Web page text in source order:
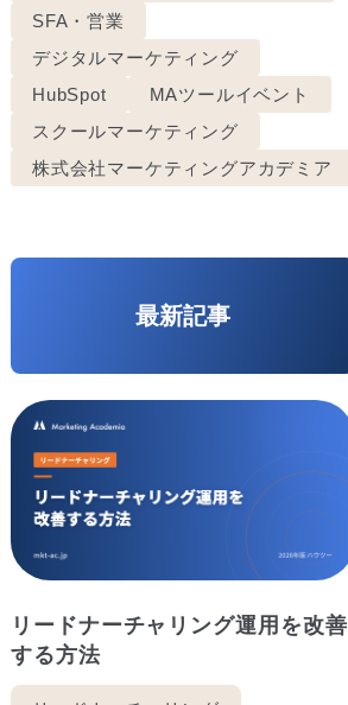
SFA・営業
デジタルマーケティング
HubSpot
MAツールイベント
スクールマーケティング
株式会社マーケティングアカデミア
最新記事
リードナーチャリング運用を改善
する方法